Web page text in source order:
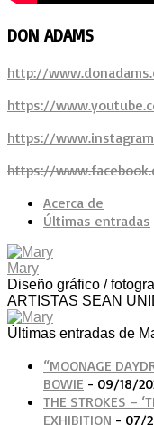
DON ADAMS
http://
https://
https://
https://
Acerca de
Últimas entradas
Mary
Diseño gráfico /
ARTISTAS SEAN
Últimas entradas de
“MOONAGE
BOWIE - 09/18/
THE STROKES –
EXHIBITION - 07/